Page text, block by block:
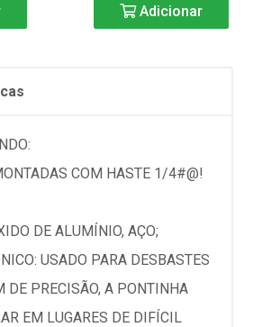
Adicionar
COM HASTE 1/4#@!
DE ALUMÍNIO, AÇO;
USADO PARA DESBASTES
DE PRECISÃO, A PONTINHA
EM LUGARES DE DIFÍCIL